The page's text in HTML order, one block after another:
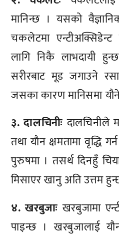
मानिन्छ । यसको
चकलेटमा
लागि निकै लाभदायी
सरीरबाट मूड जगाउने
जसका कारण मानिसमा
३. दालचिनीः दालचिनीले
तथा यौन क्षमतामा वृद्धि
पुरुषमा । तसर्थ दिनहुँ
मिसाएर खानु अति उत्तम
४. खरबुजाः खरबुजामा
पाइन्छ । खरबुजालाई